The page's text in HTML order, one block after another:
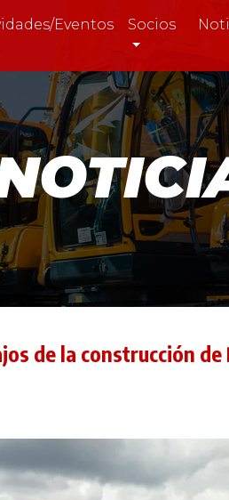
Eventos Socios
de la construcción de